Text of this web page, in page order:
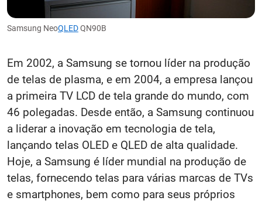
Samsung NeoQLEDQN90B
Em 2002, a Samsung se tornou líder na produção
de telas de plasma, e em 2004, a empresa lançou
a primeira TV LCD de tela grande do mundo, com
46 polegadas. Desde então, a Samsung continuou
a liderar a inovação em tecnologia de tela,
lançando telas OLED e QLED de alta qualidade.
Hoje, a Samsung é líder mundial na produção de
telas, fornecendo telas para várias marcas de TVs
e smartphones, bem como para seus próprios